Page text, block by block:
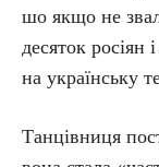
шо якщо не
десяток росіян
на українську
Танцівниця